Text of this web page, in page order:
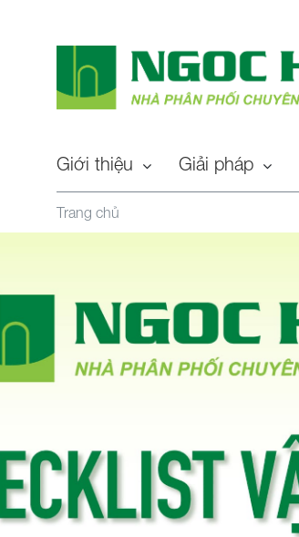
Giới thiệu Giải pháp
Trang chủ